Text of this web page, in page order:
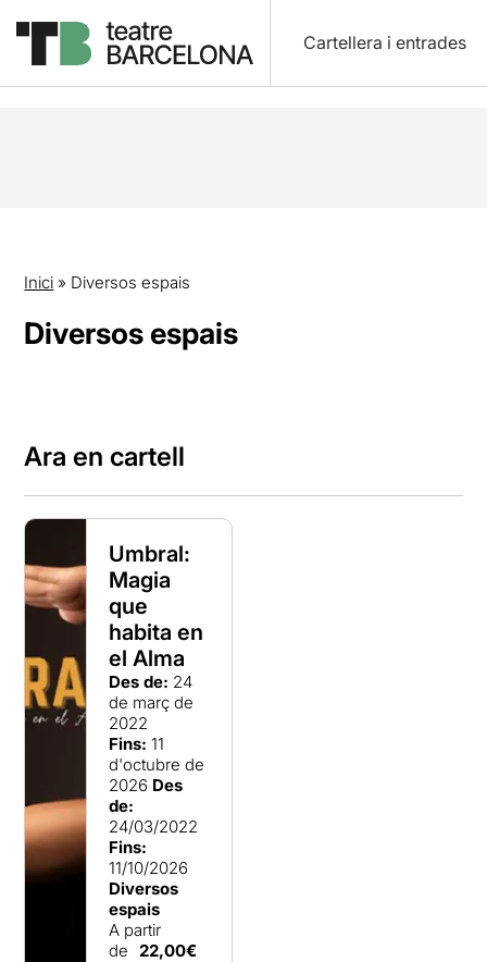
Cartellera i entrades
Inici » Diversos espais
Diversos espais
Ara en cartell
Umbral:
Magia
que
habita en
el Alma
Des de: 24
de març de
2022
Fins: 11
d'octubre de
2026 Des
de:
24/03/2022
Fins:
11/10/2026
Diversos
espais
A partir
de 22,00€